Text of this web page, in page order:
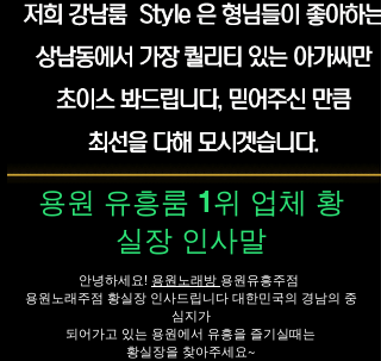
용원 유흥룸 1위 업체 황
실장 인사말
안녕하세요! 용원노래방 용원유흥주점
용원노래주점 황실장 인사드립니다 대한민국의 경남의 중
심지가
되어가고 있는 용원에서 유흥을 즐기실때는
황실장을 찾아주세요~